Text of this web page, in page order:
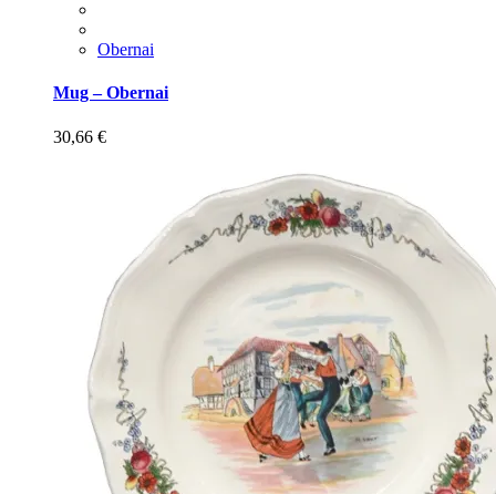
Obernai
Mug – Obernai
30,66 €